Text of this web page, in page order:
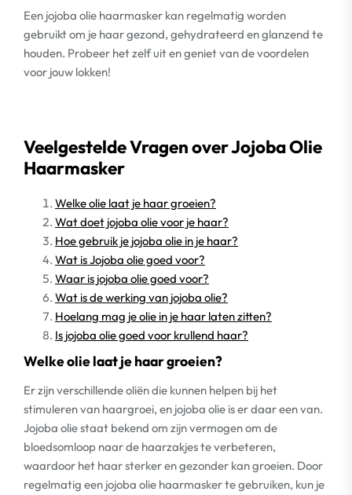
Een jojoba olie haarmasker kan regelmatig worden
gebruikt om je haar gezond, gehydrateerd en glanzend te
houden. Probeer het zelf uit en geniet van de voordelen
voor jouw lokken!
Veelgestelde Vragen over Jojoba Olie
Haarmasker
Welke olie laat je haar groeien?
Wat doet jojoba olie voor je haar?
Hoe gebruik je jojoba olie in je haar?
Wat is Jojoba olie goed voor?
Waar is jojoba olie goed voor?
Wat is de werking van jojoba olie?
Hoelang mag je olie in je haar laten zitten?
Is jojoba olie goed voor krullend haar?
Welke olie laat je haar groeien?
Er zijn verschillende oliën die kunnen helpen bij het
stimuleren van haargroei, en jojoba olie is er daar een van.
Jojoba olie staat bekend om zijn vermogen om de
bloedsomloop naar de haarzakjes te verbeteren,
waardoor het haar sterker en gezonder kan groeien. Door
regelmatig een jojoba olie haarmasker te gebruiken, kun je